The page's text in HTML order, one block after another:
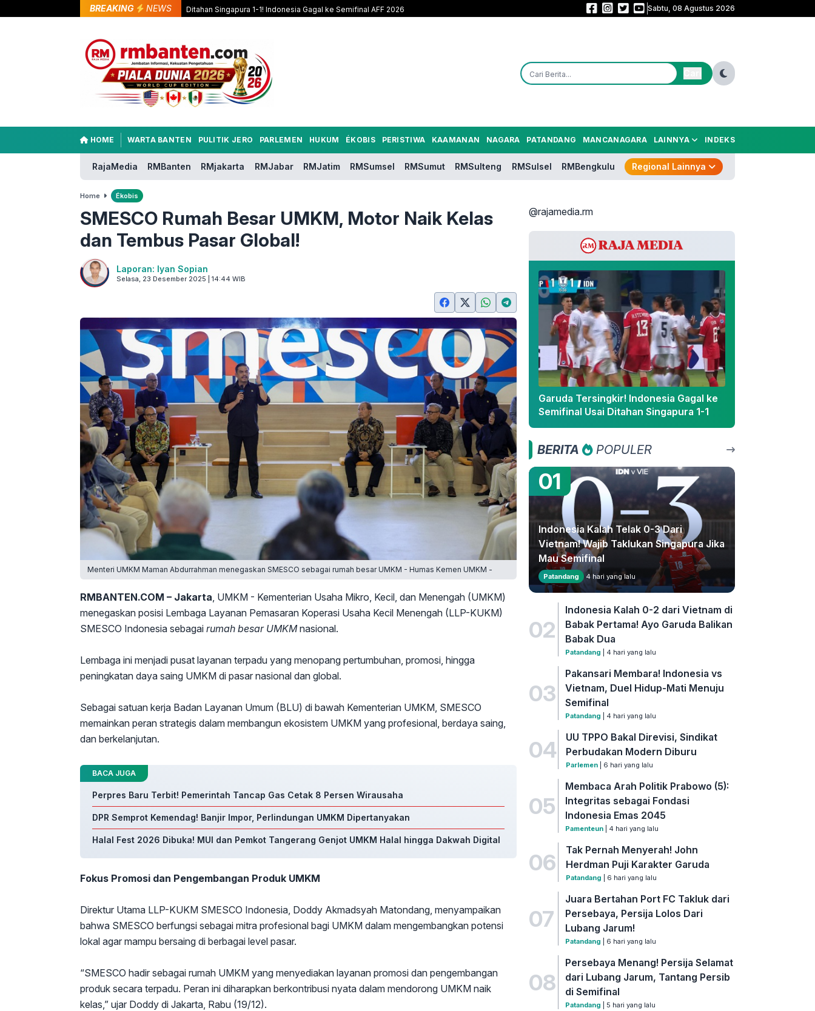
BREAKING NEWS Ditahan Singapura 1-1! Indonesia Gagal ke Semifinal AFF 2026 Piala Presiden Simbol Sportivitas, Transparansi, dan Ekonomi! Ara
Sabtu, 08 Agustus 2026
HOME WARTA BANTEN PULITIK JERO PARLEMEN HUKUM ÉKOBIS PERISTIWA KAAMANAN NAGARA PATANDANG MANCANAGARA LAINNYA INDEKS
RajaMedia RMBanten RMjakarta RMJabar RMJatim RMSumsel RMSumut RMSulteng RMSulsel RMBengkulu Regional Lainnya
Home Ékobis
SMESCO Rumah Besar UMKM, Motor Naik Kelas
dan Tembus Pasar Global!
Laporan: Iyan Sopian
Selasa, 23 Desember 2025 | 14:44 WIB
Menteri UMKM Maman Abdurrahman menegaskan SMESCO sebagai rumah besar UMKM - Humas Kemen UMKM -
RMBANTEN.COM – Jakarta, UMKM - Kementerian Usaha Mikro, Kecil, dan Menengah (UMKM)
menegaskan posisi Lembaga Layanan Pemasaran Koperasi Usaha Kecil Menengah (LLP-KUKM)
SMESCO Indonesia sebagai rumah besar UMKMnasional.
Lembaga ini menjadi pusat layanan terpadu yang menopang pertumbuhan, promosi, hingga
peningkatan daya saing UMKM di pasar nasional dan global.
Sebagai satuan kerja Badan Layanan Umum (BLU) di bawah Kementerian UMKM, SMESCO
memainkan peran strategis dalam membangun ekosistem UMKM yang profesional, berdaya saing,
dan berkelanjutan.
BACA JUGA
Perpres Baru Terbit! Pemerintah Tancap Gas Cetak 8 Persen Wirausaha
DPR Semprot Kemendag! Banjir Impor, Perlindungan UMKM Dipertanyakan
Halal Fest 2026 Dibuka! MUI dan Pemkot Tangerang Genjot UMKM Halal hingga Dakwah Digital
Fokus Promosi dan Pengembangan Produk UMKM
Direktur Utama LLP-KUKM SMESCO Indonesia, Doddy Akmadsyah Matondang, menyampaikan
bahwa SMESCO berfungsi sebagai mitra profesional bagi UMKM dalam mengembangkan potensi
lokal agar mampu bersaing di berbagai level pasar.
“SMESCO hadir sebagai rumah UMKM yang menyediakan layanan promosi dan pengembangan
produk secara terpadu. Peran ini diharapkan berkontribusi nyata dalam mendorong UMKM naik
kelas,” ujar Doddy di Jakarta, Rabu (19/12).
@rajamedia.rm
Garuda Tersingkir! Indonesia Gagal ke
Semifinal Usai Ditahan Singapura 1-1
BERITA POPULER
01
Indonesia Kalah Telak 0-3 Dari
Vietnam! Wajib Taklukan Singapura Jika
Mau Semifinal
Patandang 4 hari yang lalu
02
Indonesia Kalah 0-2 dari Vietnam di
Babak Pertama! Ayo Garuda Balikan
Babak Dua
Patandang | 4 hari yang lalu
03
Pakansari Membara! Indonesia vs
Vietnam, Duel Hidup-Mati Menuju
Semifinal
Patandang | 4 hari yang lalu
04
UU TPPO Bakal Direvisi, Sindikat
Perbudakan Modern Diburu
Parlemen| 6 hari yang lalu
05
Membaca Arah Politik Prabowo (5):
Integritas sebagai Fondasi
Indonesia Emas 2045
Pamenteun | 4 hari yang lalu
06
Tak Pernah Menyerah! John
Herdman Puji Karakter Garuda
Patandang | 6 hari yang lalu
07
Juara Bertahan Port FC Takluk dari
Persebaya, Persija Lolos Dari
Lubang Jarum!
Patandang | 6 hari yang lalu
08
Persebaya Menang! Persija Selamat
dari Lubang Jarum, Tantang Persib
di Semifinal
Patandang | 5 hari yang lalu